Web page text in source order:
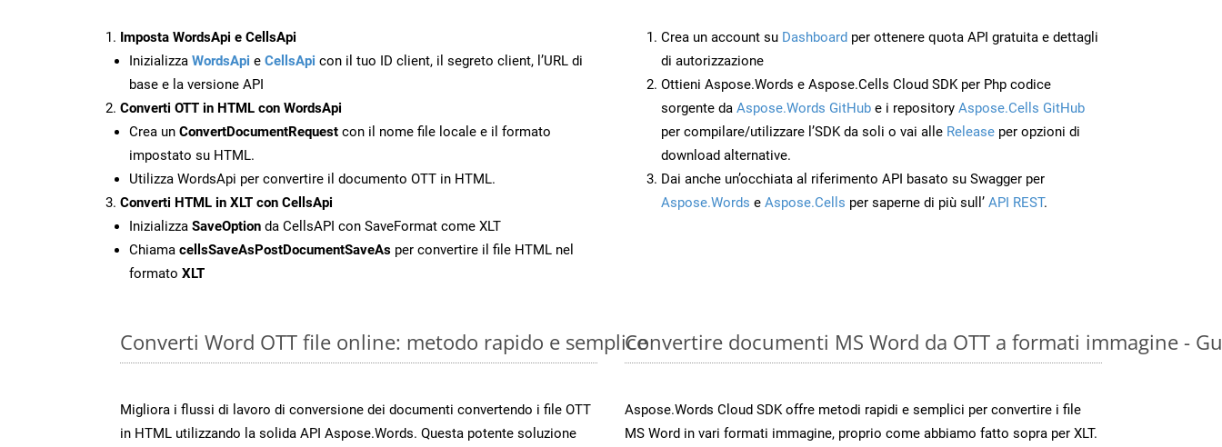
Imposta WordsApi e CellsApi
Inizializza WordsApi e CellsApi con il tuo ID client, il segreto client, l’URL di
base e la versione API
Converti OTT in HTML con WordsApi
Crea un ConvertDocumentRequest con il nome file locale e il formato
impostato su HTML.
Utilizza WordsApi per convertire il documento OTT in HTML.
Converti HTML in XLT con CellsApi
Inizializza SaveOption da CellsAPI con SaveFormat come XLT
Chiama cellsSaveAsPostDocumentSaveAs per convertire il file HTML nel
formato XLT
Crea un account su Dashboard per ottenere quota API gratuita e dettagli
di autorizzazione
Ottieni Aspose.Words e Aspose.Cells Cloud SDK per Php codice
sorgente da Aspose.Words GitHub e i repository Aspose.Cells GitHub
per compilare/utilizzare l’SDK da soli o vai alle Release per opzioni di
download alternative.
Dai anche un’occhiata al riferimento API basato su Swagger per
Aspose.Words e Aspose.Cells per saperne di più sull’ API REST.
Converti Word OTT file online: metodo rapido e semplice
Migliora i flussi di lavoro di conversione dei documenti convertendo i file OTT
in HTML utilizzando la solida API Aspose.Words. Questa potente soluzione
Convertire documenti MS Word da OTT a formati immagine -
Aspose.Words Cloud SDK offre metodi rapidi e semplici per convertire i file
MS Word in vari formati immagine, proprio come abbiamo fatto sopra per XLT.